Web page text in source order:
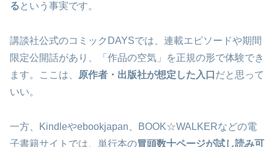
る という事実です。
講談社公式のコミックDAYSでは、連載エピソードや期間
限定公開話があり、「作品の空気」を正規の形で体験でき
ます。ここは、
原作者・出版社が想定した入口 だと思って
いい。
一方、Kindleやebookjapan、BOOK☆WALKERなどの電
子書籍サイトでは、単行本の冒頭数十ページが試し読み可